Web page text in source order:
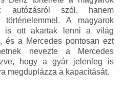
autózásról szól, hanem
A magyarok
is ott akartak lenni a világ
és a Mercedes pontosan ezt
nevezte a Mercedes
hogy a gyár jelenleg is
megduplázza a kapacitását.